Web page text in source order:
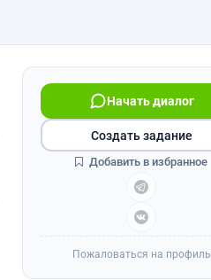
Начать диалог
Создать задание
Добавить в избранное
Пожаловаться на профиль